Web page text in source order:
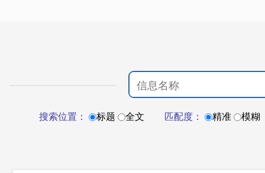
搜索位置： 标题 全文 匹配度： 精准 模糊